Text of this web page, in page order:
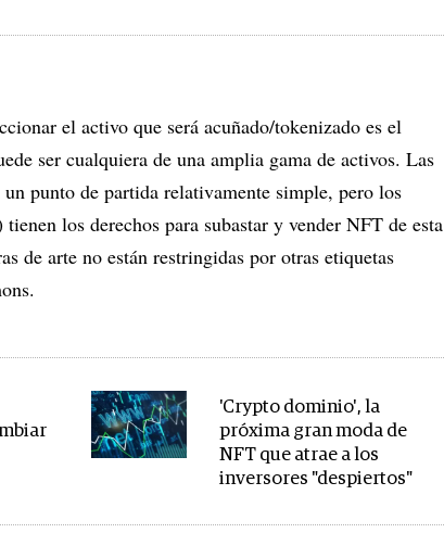
el activo que será acuñado/tokenizado es el
ser cualquiera de una amplia gama de activos. Las
punto de partida relativamente simple, pero los
tienen los derechos para subastar y vender NFT de esta
de arte no están restringidas por otras etiquetas
'Crypto dominio', la
próxima gran moda de
NFT que atrae a los
inversores "despiertos"